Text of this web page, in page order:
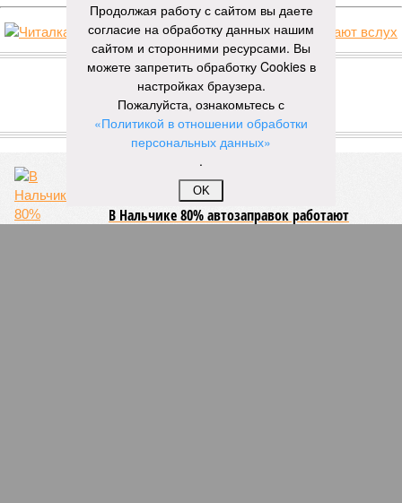
НОВОСТИ ПАРТНЕРОВ
Новости smi2.ru
ЕЩЕ ИЗ РАЗДЕЛА «ОБЩЕСТВО»
В Нальчике 80% автозаправок работают
нелегально
Продолжая работу с сайтом вы даете
согласие на обработку данных нашим
сайтом и сторонними ресурсами. Вы
можете запретить обработку Cookies в
настройках браузера.
Пожалуйста, ознакомьтесь с
«Политикой в отношении обработки
персональных данных»
.
OK